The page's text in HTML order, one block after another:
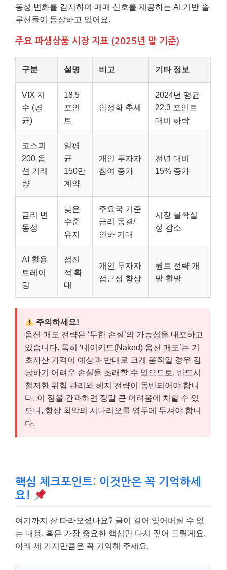
동성 변화를 감지하여 매매 신호를 제공하는 AI 기반 솔
루션들이 등장하고 있어요.
주요 파생상품 시장 지표 (2025년 말 기준)
구분 설명 비고 기타 정보
VIX 지
수 (평
균)
18.5
포인
트
안정화 추세
2024년 평균
22.3 포인트
대비 하락
코스피
200 옵
션 거래
량
일평
균
150만
계약
개인 투자자
참여 증가
전년 대비
15% 증가
금리 변
동성
낮은
수준
유지
주요국 기준
금리 동결/
인하 기대
시장 불확실
성 감소
AI 활용
트레이
딩
점진
적 확
대
개인 투자자
접근성 향상
퀀트 전략 개
발 활발
주의하세요!
옵션 매도 전략은 ‘무한 손실’의 가능성을 내포하고
있습니다. 특히 ‘네이키드(Naked) 옵션 매도’는 기
초자산 가격이 예상과 반대로 크게 움직일 경우 감
당하기 어려운 손실을 초래할 수 있으므로, 반드시
철저한 위험 관리와 헤지 전략이 동반되어야 합니
다. 이 점을 간과하면 정말 큰 어려움에 처할 수 있
으니, 항상 최악의 시나리오를 염두에 두셔야 합니
다.
핵심 체크포인트: 이것만은 꼭 기억하세
요!
여기까지 잘 따라오셨나요? 글이 길어 잊어버릴 수 있
는 내용, 혹은 가장 중요한 핵심만 다시 짚어 드릴게요.
아래 세 가지만큼은 꼭 기억해 주세요.